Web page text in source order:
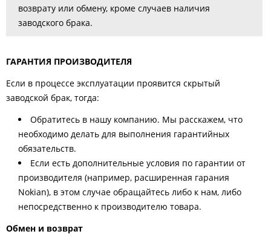
возврату или обмену, кроме случаев наличия
заводского брака.
ГАРАНТИЯ ПРОИЗВОДИТЕЛЯ
Если в процессе эксплуатации проявится скрытый
заводской брак, тогда:
Обратитесь в нашу компанию. Мы расскажем, что
необходимо делать для выполнения гарантийных
обязательств.
Если есть дополнительные условия по гарантии от
производителя (например, расширенная гарания
Nokian), в этом случае обращайтесь либо к нам, либо
непосредственно к производителю товара.
Обмен и возврат